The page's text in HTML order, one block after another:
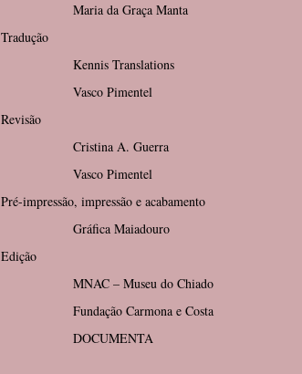
Maria da Graça Manta
Tradução
Kennis Translations
Vasco Pimentel
Revisão
Cristina A. Guerra
Vasco Pimentel
Pré-impressão, impressão e acabamento
Gráfica Maiadouro
Edição
MNAC – Museu do Chiado
Fundação Carmona e Costa
DOCUMENTA